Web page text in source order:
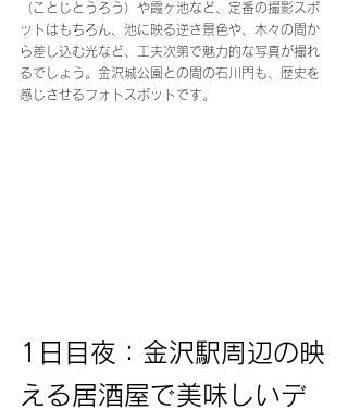
（ことじとうろう）や霞ヶ池など、定番の撮影スポ
ットはもちろん、池に映る逆さ景色や、木々の間か
ら差し込む光など、工夫次第で魅力的な写真が撮れ
るでしょう。金沢城公園との間の石川門も、歴史を
感じさせるフォトスポットです。
1日目夜：金沢駅周辺の映
える居酒屋で美味しいデ